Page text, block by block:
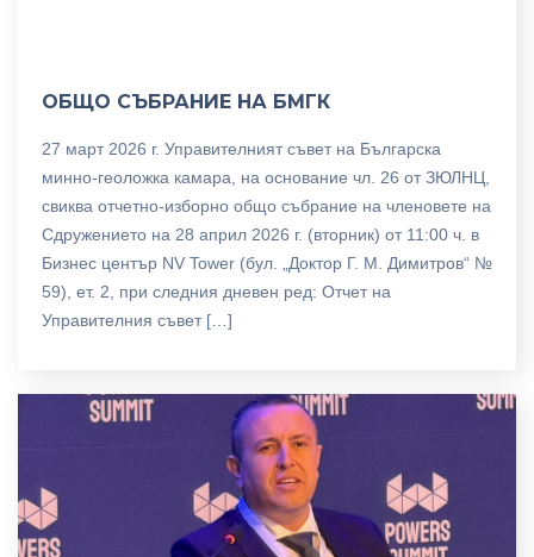
ОБЩО СЪБРАНИЕ НА БМГК
27 март 2026 г. Управителният съвет на Българска
минно-геоложка камара, на основание чл. 26 от ЗЮЛНЦ,
свиква отчетно-изборно общо събрание на членовете на
Сдружението на 28 април 2026 г. (вторник) от 11:00 ч. в
Бизнес център NV Tower (бул. „Доктор Г. М. Димитров“ №
59), ет. 2, при следния дневен ред: Отчет на
Управителния съвет […]